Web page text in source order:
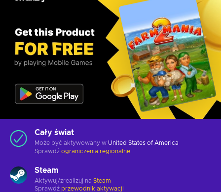
Cały świat
Może być aktywowany w United States of America
Sprawdź ograniczenia regionalne
Steam
Aktywuj/zrealizuj na Steam
Sprawdź przewodnik aktywacji